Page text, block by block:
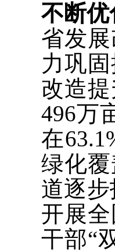
不断
省发
力巩
改造
496万
在
绿化
道逐
开展
干部“